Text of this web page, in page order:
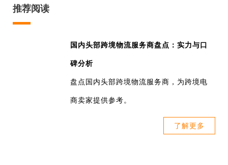
推荐阅读
国内头部跨境物流服务商盘点：实力与口
碑分析
盘点国内头部跨境物流服务商，为跨境电
商卖家提供参考。
了解更多